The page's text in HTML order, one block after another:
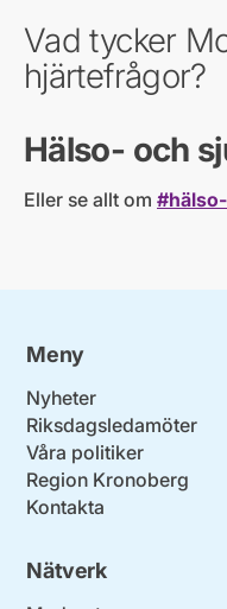
Vad tycker
hjärtefrågor?
Hälso- och
Eller se allt om
Meny
Nyheter
Riksdagsledamöter
Våra politiker
Region Kronoberg
Kontakta
Nätverk